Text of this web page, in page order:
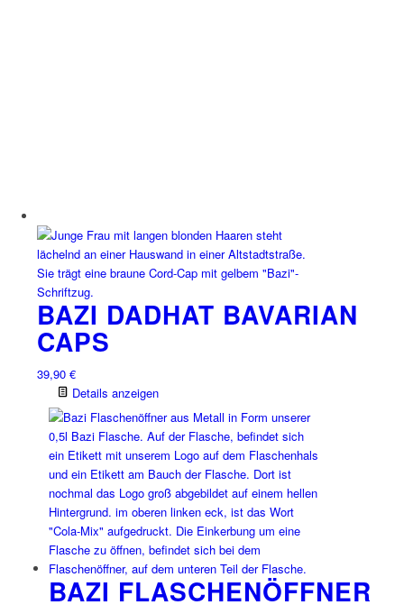
BAZI DADHAT BAVARIAN
CAPS
39,90 €
Details anzeigen
BAZI FLASCHENÖFFNER